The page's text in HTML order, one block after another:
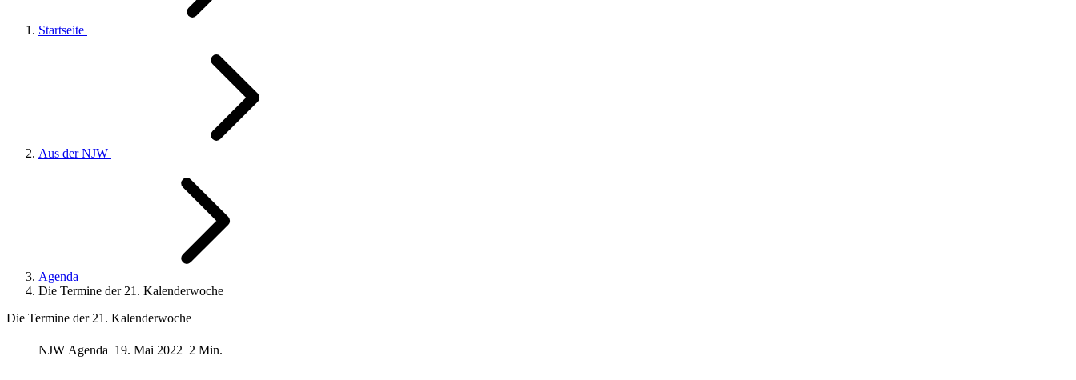
Startseite
Aus der NJW
Agenda
Die Termine der 21. Kalenderwoche
Die Termine der 21. Kalenderwoche
NJW Agenda 19. Mai 2022 2 Min.